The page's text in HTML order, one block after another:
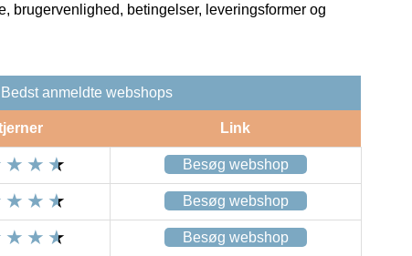
brugervenlighed, betingelser, leveringsformer og
Bedst anmeldte webshops
Link
Besøg webshop
Besøg webshop
Besøg webshop